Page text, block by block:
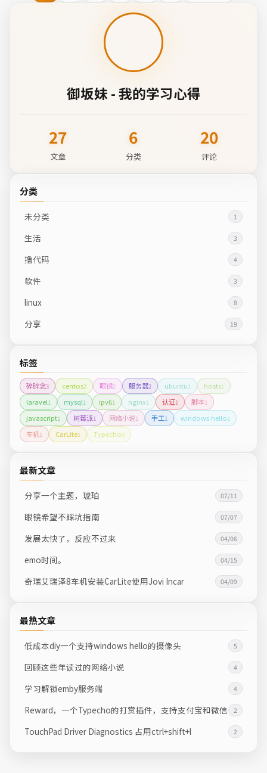
御坂妹 - 我的学习心得
27
文章
6
分类
20
评论
分类
未分类 1
生活 3
撸代码 4
软件 3
linux 8
分享 19
标签
碎碎念3 centos2 眼镜2 服务器2 ubuntu1 hosts1
laravel1 mysql1 ipv61 nginx1 认证1 脚本1
javascript1 树莓派1 网络小说1 手工1 windows hello1
车机1 CarLite1 Typecho0
最新文章
分享一个主题，琥珀 07/11
眼镜希望不踩坑指南 07/07
发展太快了，反应不过来 04/06
emo时间。 04/15
奇瑞艾瑞泽8车机安装CarLite使用Jovi Incar 04/09
最热文章
低成本diy一个支持windows hello的摄像头 5
回顾这些年读过的网络小说 4
学习解锁emby服务端 4
Reward，一个Typecho的打赏插件，支持支付宝和微信 2
TouchPad Driver Diagnostics 占用ctrl+shift+l 2